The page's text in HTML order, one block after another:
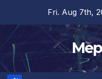
content
Fri. Aug 7th,